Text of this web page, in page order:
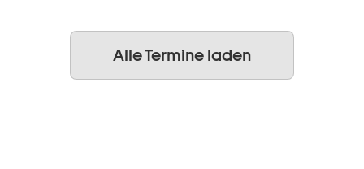
Alle Termine laden